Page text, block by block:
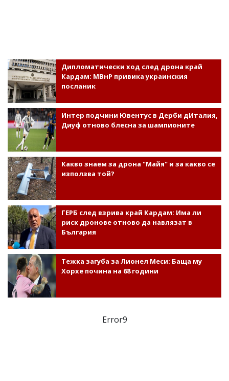
Дипломатически ход след дрона край
Кардам: МВнР привика украинския
посланик
Интер подчини Ювентус в Дерби дИталия,
Диуф отново блесна за шампионите
Какво знаем за дрона "Майя" и за какво се
използва той?
ГЕРБ след взрива край Кардам: Има ли
риск дронове отново да навлязат в
България
Тежка загуба за Лионел Меси: Баща му
Хорхе почина на 68 години
Error9